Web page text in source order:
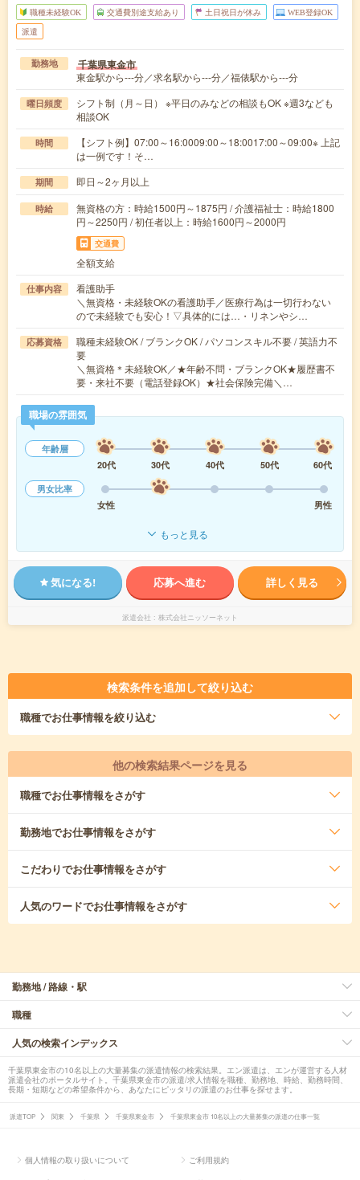
職種未経験OK 交通費別途支給あり 土日祝日が休み WEB登録OK
派遣
勤務地 千葉県東金市
東金駅から---分／求名駅から---分／福俵駅から---分
曜日頻度
シフト制（月～日） ※平日のみなどの相談もOK ※週3なども
相談OK
時間
【シフト例】07:00～16:0009:00～18:0017:00～09:00※ 上記
は一例です！そ…
期間 即日～2ヶ月以上
時給
無資格の方：時給1500円～1875円 / 介護福祉士：時給1800
円～2250円 / 初任者以上：時給1600円～2000円
交通費
全額支給
仕事内容
看護助手
＼無資格・未経験OKの看護助手／医療行為は一切行わない
ので未経験でも安心！▽具体的には…・リネンやシ…
応募資格
職種未経験OK / ブランクOK / パソコンスキル不要 / 英語力不
要
＼無資格＊未経験OK／★年齢不問・ブランクOK★履歴書不
要・来社不要（電話登録OK）★社会保険完備＼…
職場の雰囲気
年齢層
20代
30代 40代 50代
60代
男女比率
女性
男性
もっと見る
気になる! 応募へ進む 詳しく見る
派遣会社 株式会社ニッソーネット
検索条件を追加して絞り込む
職種でお仕事情報を絞り込む
他の検索結果ページを見る
職種でお仕事情報をさがす
勤務地でお仕事情報をさがす
こだわりでお仕事情報をさがす
人気のワードでお仕事情報をさがす
勤務地 / 路線・駅
職種
人気の検索インデックス
千葉県東金市の10名以上の大量募集の派遣情報の検索結果。エン派遣は、エンが運営する人材
派遣会社のポータルサイト。千葉県東金市の派遣/求人情報を職種、勤務地、時給、勤務時間、
長期・短期などの希望条件から、あなたにピッタリの派遣のお仕事を探せます。
派遣TOP 関東 千葉県 千葉県東金市 千葉県東金市 10名以上の大量募集の派遣の仕事一覧
個人情報の取り扱いについて ご利用規約